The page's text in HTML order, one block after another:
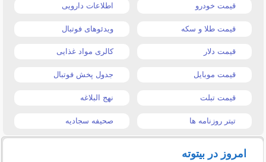
قیمت خودرو اطلاعات دارویی
قیمت طلا و سکه ویدئوهای فوتبال
قیمت دلار کالری مواد غذایی
قیمت موبایل جدول پخش فوتبال
قیمت تبلت نهج البلاغه
تیتر روزنامه ها صحیفه سجادیه
امروز در بیتوته